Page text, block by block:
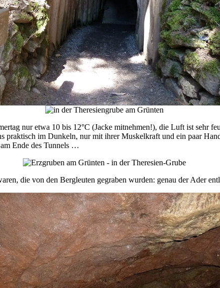
nur etwa 10 bis 12°C (Jacke mitnehmen!), die Luft ist sehr
praktisch im Dunkeln, nur mit ihrer Muskelkraft und ein paar
Ende des Tunnels …
die von den Bergleuten gegraben wurden: genau der Ader